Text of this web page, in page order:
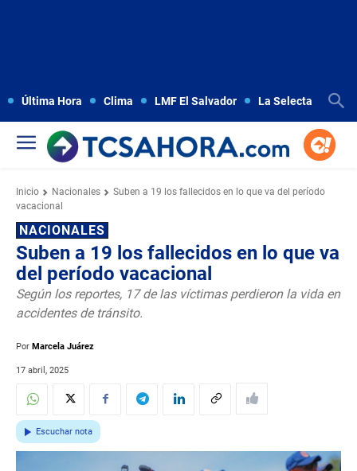
Última Hora Clima LMF El Salvador La Selecta
Inicio Nacionales
Suben a 19 los fallecidos en lo que va del período
vacacional
NACIONALES
Suben a 19 los fallecidos en lo que va
del período vacacional
Según los reportes, 17 de las víctimas perdieron la vida en
accidentes de tránsito.
Por Marcela Juárez
17 abril, 2025
Escuchar nota